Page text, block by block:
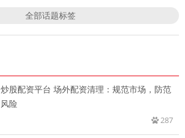
全部话题标签
炒股配资平台 场外配资清理：规范市场，防范
风险
287